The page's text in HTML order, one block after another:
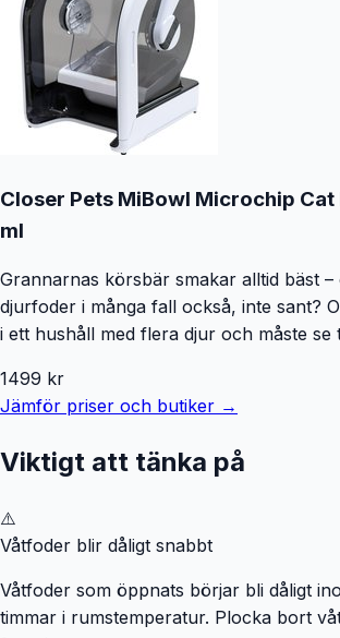
Closer Pets MiBowl Microchip Cat
ml
Grannarnas körsbär smakar alltid bäst
djurfoder i många fall också, inte sant?
i ett hushåll med flera djur och måste se
är Closer Pets MiBowl Microchip Cat
Den diskreta foderautomaten kan
det rätta mikrochipet står framför den.
portionsskydd på sidorna, så att större
chans att komma åt fodret. Den
Closer Pets MiBowl Microchip Cat
placeras i små bostadsutrymmen. Closer
1499 kr
Jämför priser och butiker →
Viktigt att tänka på
⚠️
Våtfoder blir dåligt snabbt
Våtfoder som öppnats börjar bli dåligt
timmar i rumstemperatur. Plocka bort